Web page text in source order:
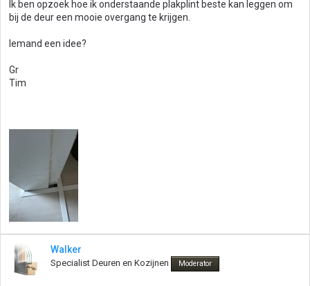
Ik ben opzoek hoe ik onderstaande plakplint beste kan leggen om
bij de deur een mooie overgang te krijgen.
Iemand een idee?
Gr
Tim
Walker
Specialist Deuren en Kozijnen Moderator